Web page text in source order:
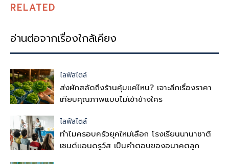
RELATED
อ่านต่อจากเรื่องใกล้เคียง
ไลฟ์สไตล์
ส่งผักสลัดถึงร้านคุ้มแค่ไหน? เจาะลึกเรื่องราคา
เทียบคุณภาพแบบไม่เข้าข้างใคร
ไลฟ์สไตล์
ทำไมครอบครัวยุคใหม่เลือก โรงเรียนนานาชาติ
เซนต์แอนดรูว์ส เป็นคำตอบของอนาคตลูก